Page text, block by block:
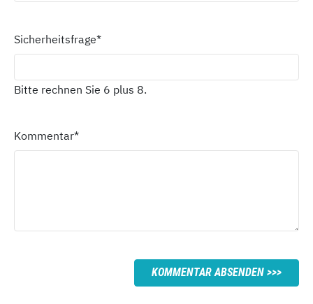
Sicherheitsfrage*
Bitte rechnen Sie 6 plus 8.
Kommentar*
KOMMENTAR ABSENDEN